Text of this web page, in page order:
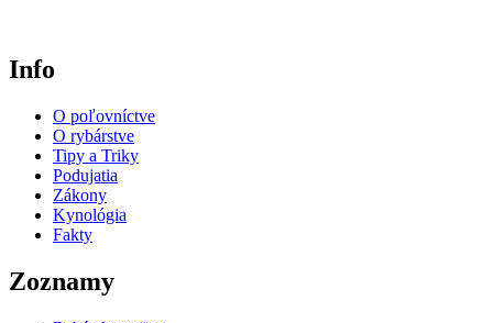
Info
O poľovníctve
O rybárstve
Tipy a Triky
Podujatia
Zákony
Kynológia
Fakty
Zoznamy